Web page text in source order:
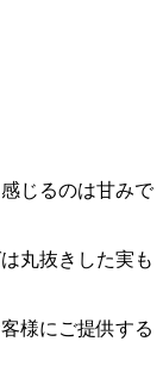
じるのは甘みで
丸抜きした実も
様にご提供する